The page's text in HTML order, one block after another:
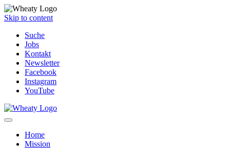
Skip to content
Suche
Jobs
Kontakt
Newsletter
Facebook
Instagram
YouTube
Home
Mission